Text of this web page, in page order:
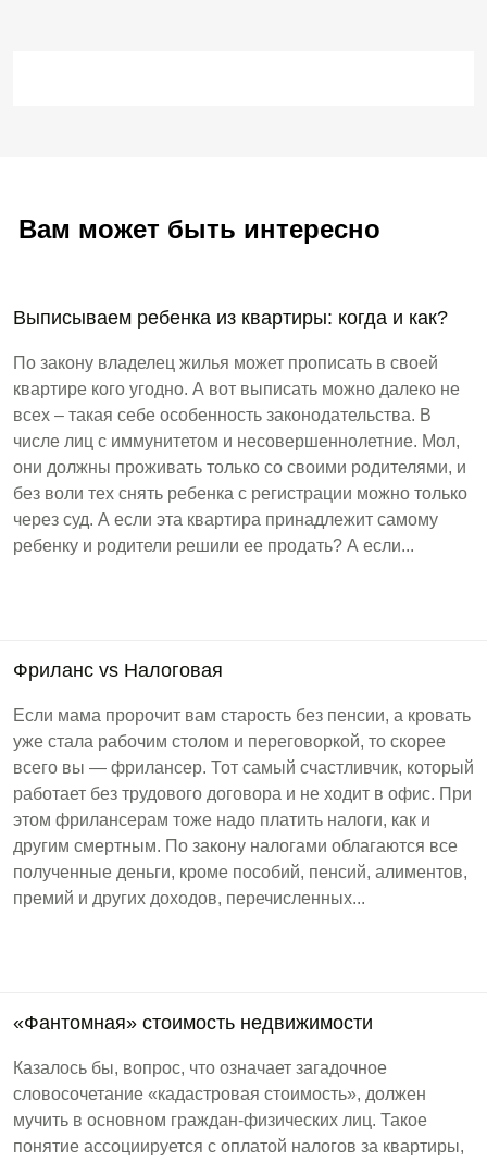
Вам может быть интересно
Выписываем ребенка из квартиры: когда и как?
По закону владелец жилья может прописать в своей
квартире кого угодно. А вот выписать можно далеко не
всех – такая себе особенность законодательства. В
числе лиц с иммунитетом и несовершеннолетние. Мол,
они должны проживать только со своими родителями, и
без воли тех снять ребенка с регистрации можно только
через суд. А если эта квартира принадлежит самому
ребенку и родители решили ее продать? А если...
Фриланс vs Налоговая
Если мама пророчит вам старость без пенсии, а кровать
уже стала рабочим столом и переговоркой, то скорее
всего вы — фрилансер. Тот самый счастливчик, который
работает без трудового договора и не ходит в офис. При
этом фрилансерам тоже надо платить налоги, как и
другим смертным. По закону налогами облагаются все
полученные деньги, кроме пособий, пенсий, алиментов,
премий и других доходов, перечисленных...
«Фантомная» стоимость недвижимости
Казалось бы, вопрос, что означает загадочное
словосочетание «кадастровая стоимость», должен
мучить в основном граждан-физических лиц. Такое
понятие ассоциируется с оплатой налогов за квартиры,